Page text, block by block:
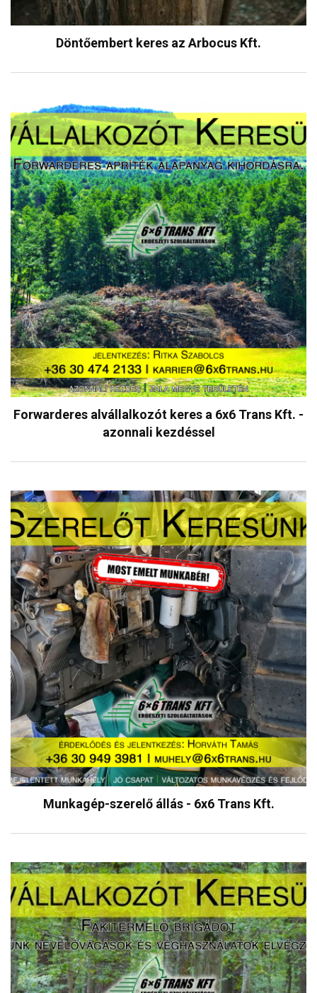
Döntőembert keres az Arbocus Kft.
Forwarderes alvállalkozót keres a 6x6 Trans Kft. -
azonnali kezdéssel
Munkagép-szerelő állás - 6x6 Trans Kft.